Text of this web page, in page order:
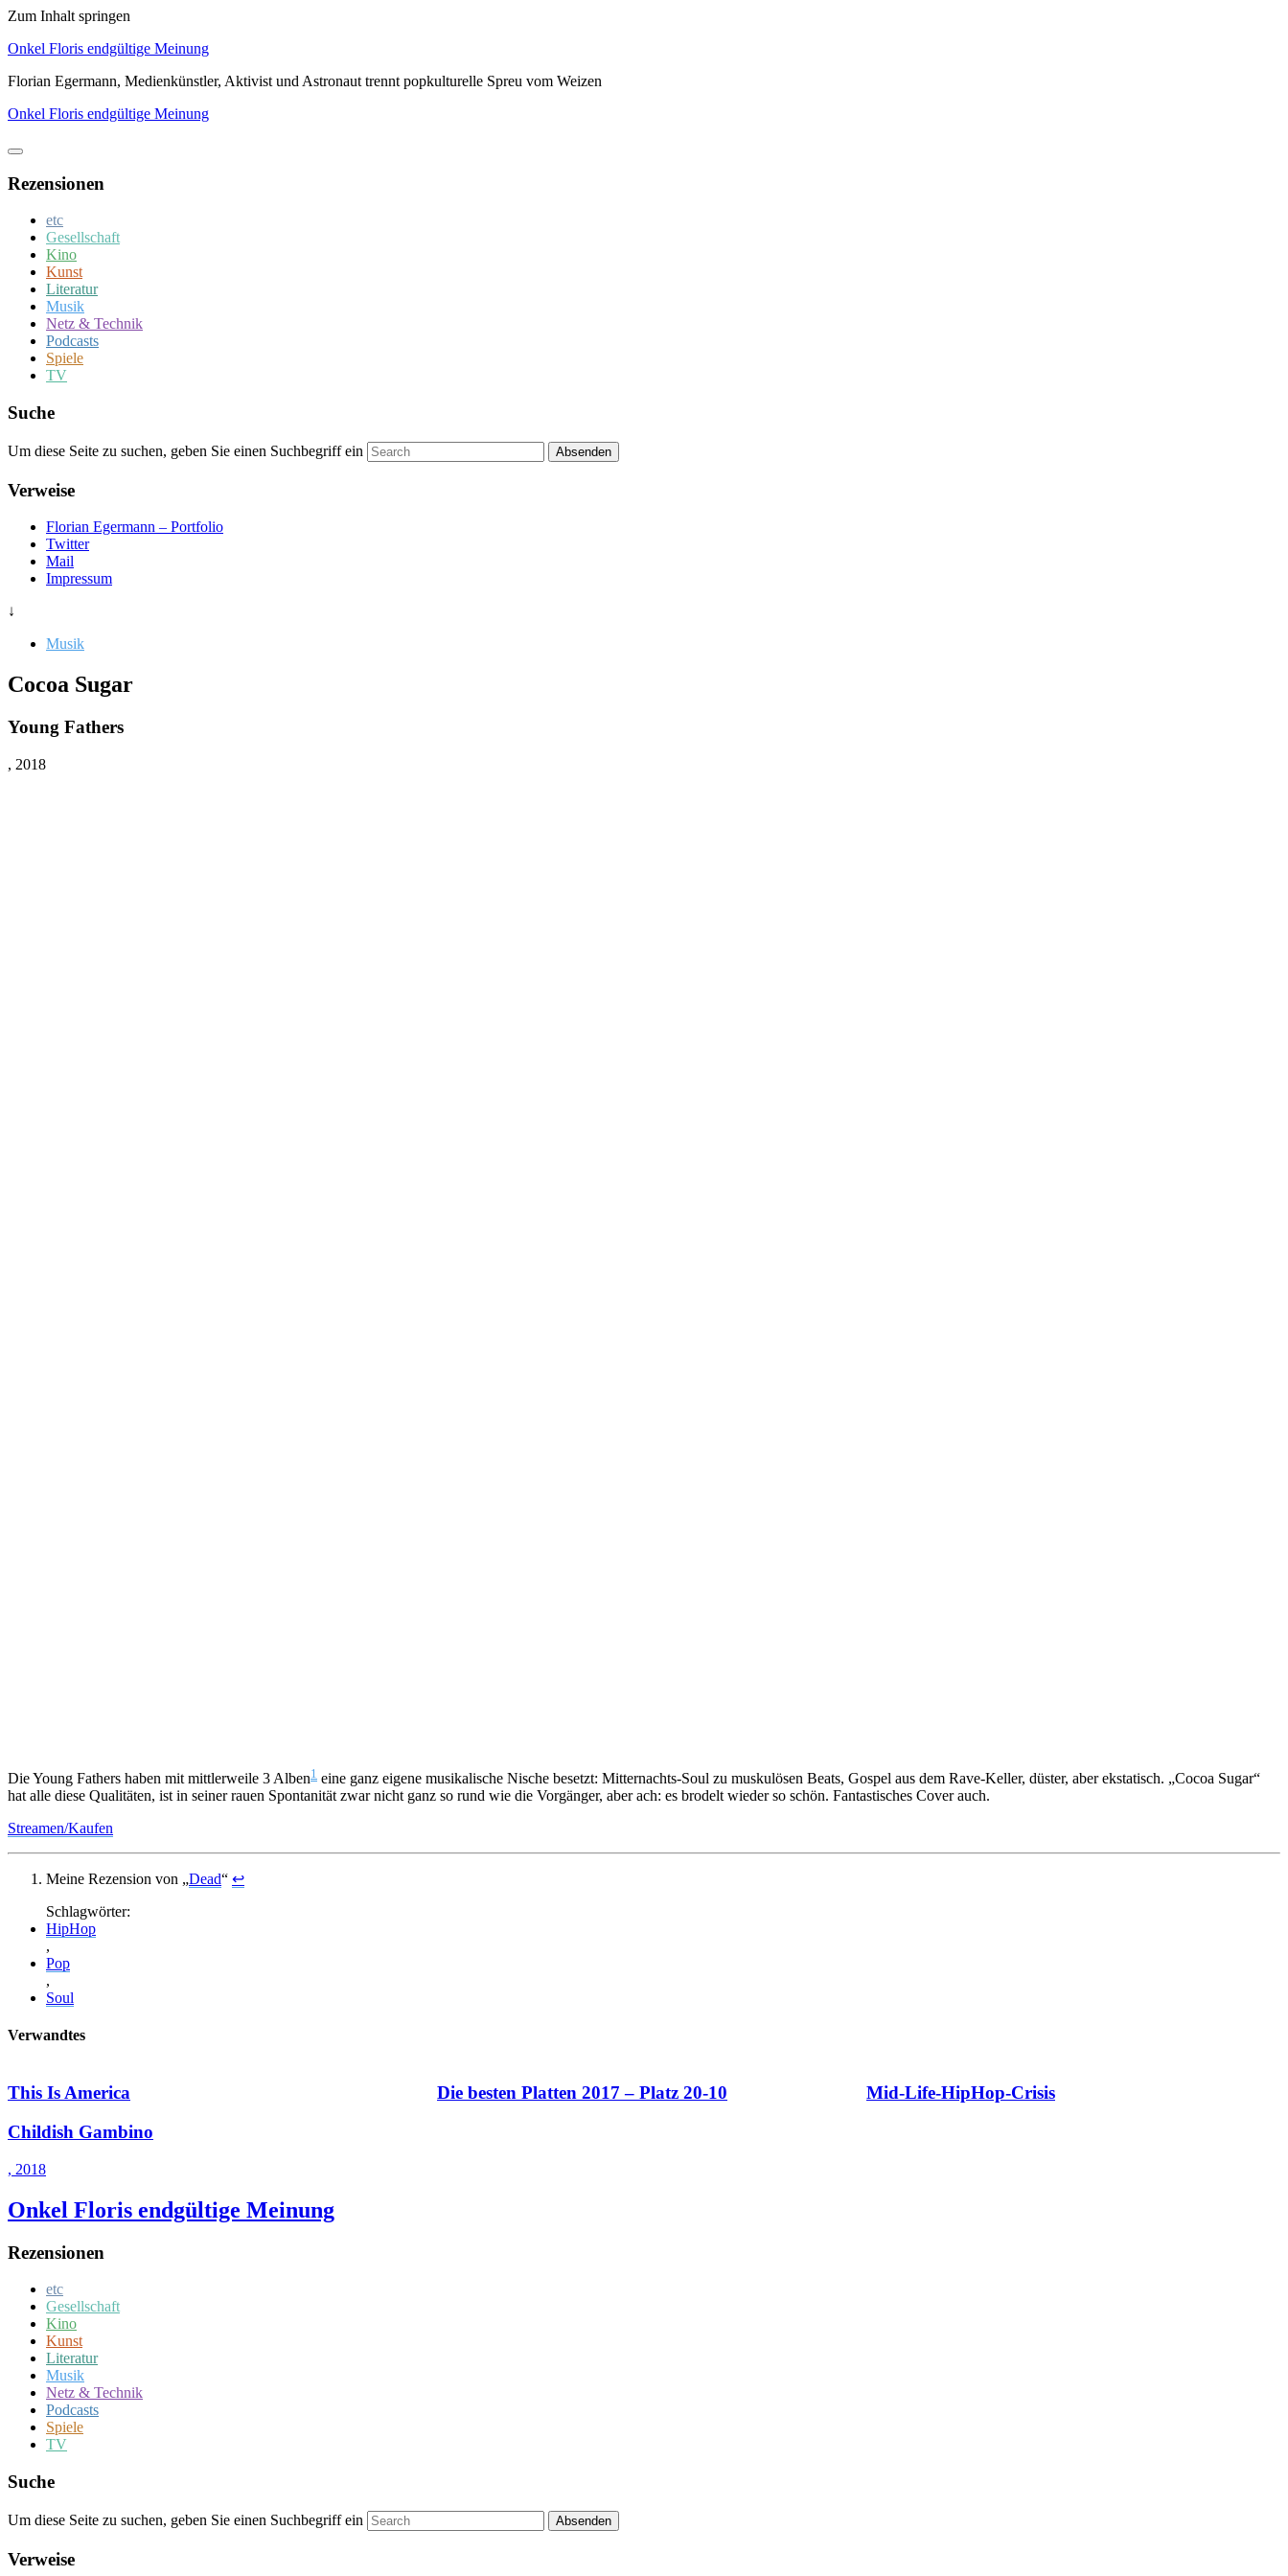
Zum Inhalt springen
Onkel Floris endgültige Meinung
Florian Egermann, Medienkünstler, Aktivist und Astronaut trennt popkulturelle Spreu vom Weizen
Onkel Floris endgültige Meinung
Rezensionen
etc
Gesellschaft
Kino
Kunst
Literatur
Musik
Netz & Technik
Podcasts
Spiele
TV
Suche
Um diese Seite zu suchen, geben Sie einen Suchbegriff ein Absenden
Verweise
Florian Egermann – Portfolio
Twitter
Mail
Impressum
↓
Musik
Cocoa Sugar
Young Fathers
, 2018
Die Young Fathers haben mit mittlerweile 3 Alben1 eine ganz eigene musikalische Nische besetzt: Mitternachts-Soul zu muskulösen Beats, Gospel aus dem Rave-Keller, düster, aber ekstatisch. „Cocoa Sugar“
hat alle diese Qualitäten, ist in seiner rauen Spontanität zwar nicht ganz so rund wie die Vorgänger, aber ach: es brodelt wieder so schön. Fantastisches Cover auch.
Streamen/Kaufen
Meine Rezension von „Dead“ ↩
Schlagwörter:
HipHop
,
Pop
,
Soul
Verwandtes
This Is America
Childish Gambino
, 2018
Die besten Platten 2017 – Platz 20-10 Mid-Life-HipHop-Crisis
Onkel Floris endgültige Meinung
Rezensionen
etc
Gesellschaft
Kino
Kunst
Literatur
Musik
Netz & Technik
Podcasts
Spiele
TV
Suche
Um diese Seite zu suchen, geben Sie einen Suchbegriff ein Absenden
Verweise